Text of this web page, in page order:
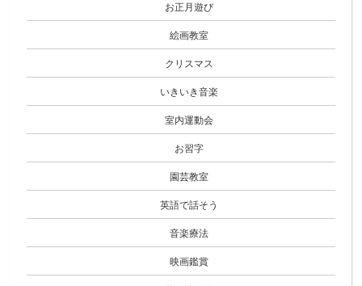
お正月遊び
絵画教室
クリスマス
いきいき音楽
室内運動会
お習字
園芸教室
英語で話そう
音楽療法
映画鑑賞